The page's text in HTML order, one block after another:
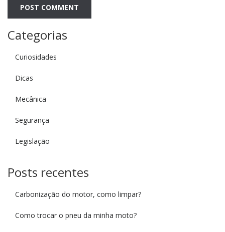
Categorias
Curiosidades
Dicas
Mecânica
Segurança
Legislação
Posts recentes
Carbonização do motor, como limpar?
Como trocar o pneu da minha moto?